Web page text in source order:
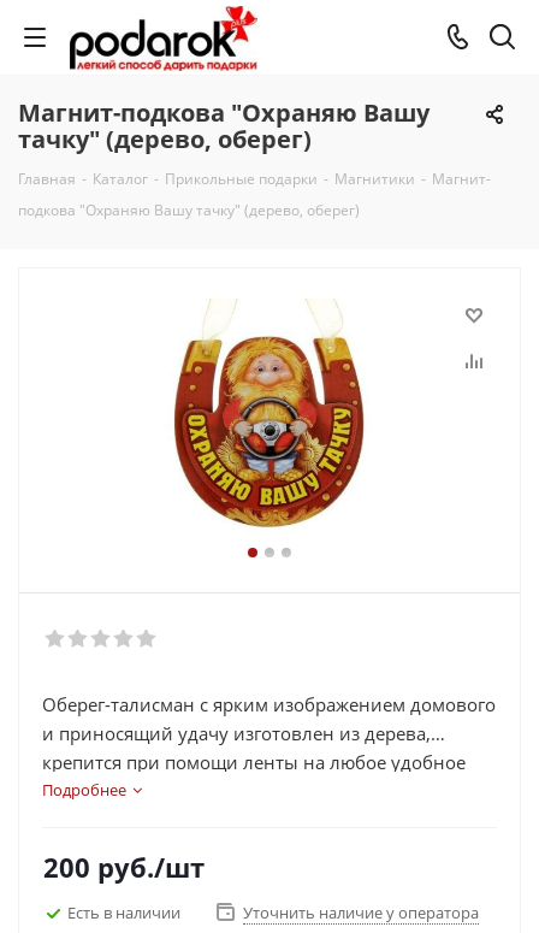
Магнит-подкова "Охраняю Вашу
тачку" (дерево, оберег)
Главная - Каталог - Прикольные подарки - Магнитики - Магнит-
подкова "Охраняю Вашу тачку" (дерево, оберег)
Оберег-талисман с ярким изображением домового
и приносящий удачу изготовлен из дерева,
крепится при помощи ленты на любое удобное
для Вас место. Оберег можно использовать и в
Подробнее
200 руб./шт
Есть в наличии Уточнить наличие у оператора